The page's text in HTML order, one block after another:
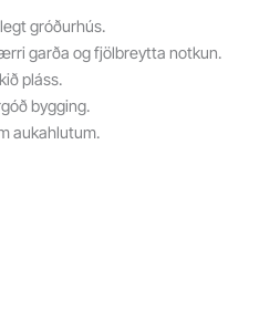
gróðurhús.
garða og fjölbreytta notkun.
pláss.
bygging.
aukahlutum.